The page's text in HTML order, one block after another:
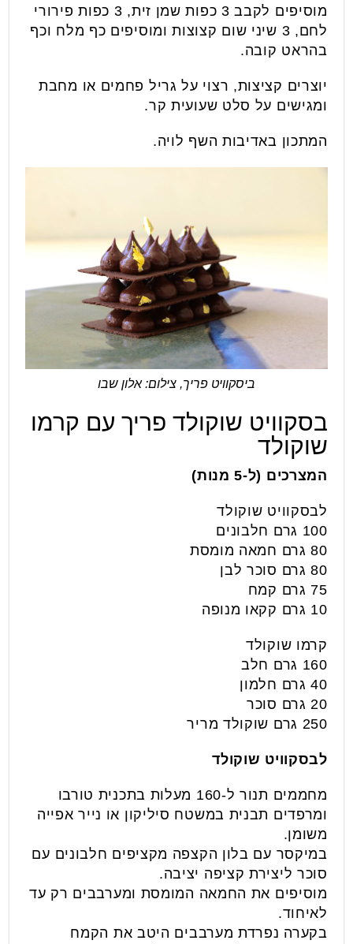
מוסיפים לקבב 3 כפות שמן זית, 3 כפות פירורי
לחם, 3 שיני שום קצוצות ומוסיפים כף מלח וכף
בהראט קובה.
יוצרים קציצות, רצוי על גריל פחמים או מחבת
ומגישים על סלט שעועית קר.
המתכון באדיבות השף לויה.
ביסקוויט פריך, צילום: אלון שבו
בסקוויט שוקולד פריך עם קרמו
שוקולד
המצרכים (ל-5 מנות)
לבסקוויט שוקולד
100 גרם חלבונים
80 גרם חמאה מומסת
80 גרם סוכר לבן
75 גרם קמח
10 גרם קקאו מנופה
קרמו שוקולד
160 גרם חלב
40 גרם חלמון
20 גרם סוכר
250 גרם שוקולד מריר
לבסקוויט שוקולד
מחממים תנור ל-160 מעלות בתכנית טורבו
ומרפדים תבנית במשטח סיליקון או נייר אפייה
משומן.
במיקסר עם בלון הקצפה מקציפים חלבונים עם
סוכר ליצירת קציפה יציבה.
מוסיפים את החמאה המומסת ומערבבים רק עד
לאיחוד.
בקערה נפרדת מערבבים היטב את הקמח